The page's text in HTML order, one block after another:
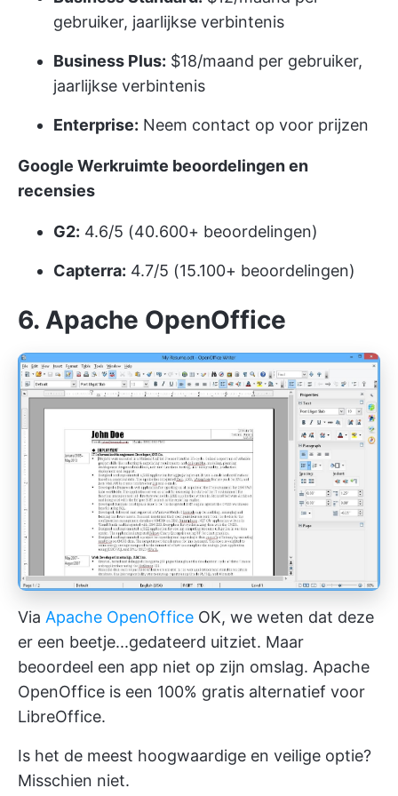
gebruiker, jaarlijkse verbintenis
Business Plus: $18/maand per gebruiker,
jaarlijkse verbintenis
Enterprise: Neem contact op voor prijzen
Google Werkruimte beoordelingen en
recensies
G2: 4.6/5 (40.600+ beoordelingen)
Capterra: 4.7/5 (15.100+ beoordelingen)
6. Apache OpenOffice
Via Apache OpenOffice OK, we weten dat deze
er een beetje...gedateerd uitziet. Maar
beoordeel een app niet op zijn omslag. Apache
OpenOffice is een 100% gratis alternatief voor
LibreOffice.
Is het de meest hoogwaardige en veilige optie?
Misschien niet.